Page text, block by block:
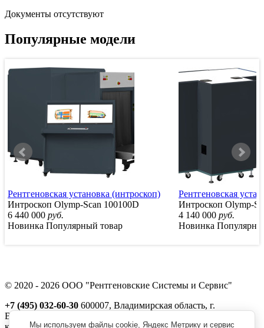
Документы отсутствуют
Популярные модели
Рентгеновская установка (интроскоп)
Интроскоп Olymp-Scan 100100D
6 440 000 руб.
Новинка Популярный товар
Рентгеновская
Интроскоп Olymp-
4 140 000 руб.
Новинка
© 2020 - 2026 ООО "Рентгеновские Системы и Сервис"
+7 (495) 032-60-30 600007, Владимирская область, г.
Владимир, ул. Северная, д. 1м,
Мы используем файлы cookie, Яндекс Метрику и сервис